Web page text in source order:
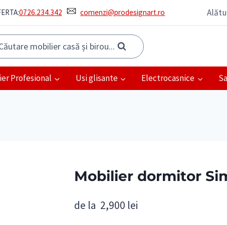
0726.234.342 comenzi@prodesignart.ro
mobilier casă și birou...
Profesional Usi glisante Electrocasnice
Mobilier dormitor
de la 2,900 lei